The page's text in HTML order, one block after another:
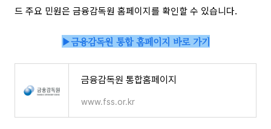
드 주요 민원은 금융감독원 홈페이지를 확인할 수 있습니다.
▶금융감독원 통합 홈페이지 바로 가기
금융감독원 통합홈페이지
www.fss.or.kr